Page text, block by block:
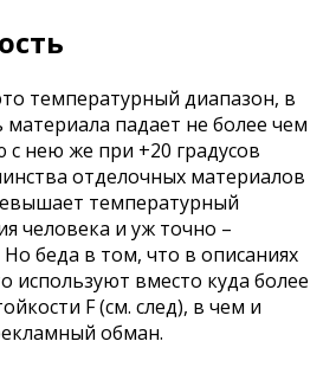
температурный диапазон, в
падает не более чем
с нею же при +20 градусов
отделочных материалов
температурный
человека и уж точно –
беда в том, что в описаниях
используют вместо куда более
F (см. след), в чем и
обман.